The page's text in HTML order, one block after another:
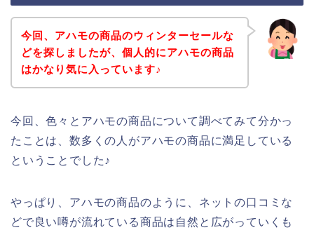
今回、アハモの商品のウィンターセールな
どを探しましたが、個人的にアハモの商品
はかなり気に入っています♪
今回、色々とアハモの商品について調べてみて分かっ
たことは、数多くの人がアハモの商品に満足している
ということでした♪
やっぱり、アハモの商品のように、ネットの口コミな
どで良い噂が流れている商品は自然と広がっていくも